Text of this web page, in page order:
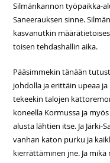
Silmänkannon työpaikka-
Saneerauksen sinne.
kasvanutkin
toisen tehdashallin aika.
Pääsimmekin tänään
johdolla ja erittäin upeaa
tekeekin talojen
koneella Kormussa ja
alusta lähtien itse. Ja
vanhan katon purku ja
kierrättäminen jne. Ja